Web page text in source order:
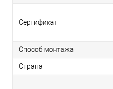
Сертификат
Способ монтажа
Страна